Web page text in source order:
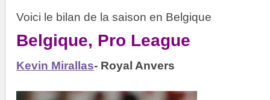
Voici le bilan de la saison en Belgique
Belgique, Pro League
Kevin Mirallas- Royal Anvers